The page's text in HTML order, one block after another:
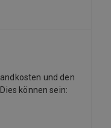
und den
können sein: